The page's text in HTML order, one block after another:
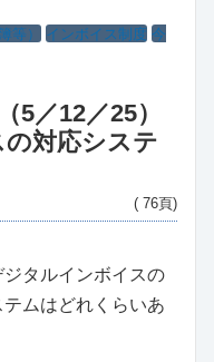
等） インボイス制度 今
5／12／25）
対応システ
( 76頁)
タルインボイスの
ムはどれくらいあ